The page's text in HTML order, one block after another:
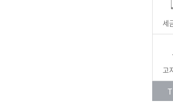
세
고